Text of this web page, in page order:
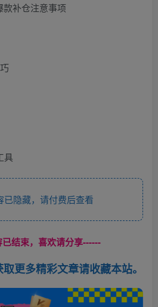
款补仓注意事项
具
隐藏，请付费后查看
结束，喜欢请分享------
更多精彩文章请收藏本站。